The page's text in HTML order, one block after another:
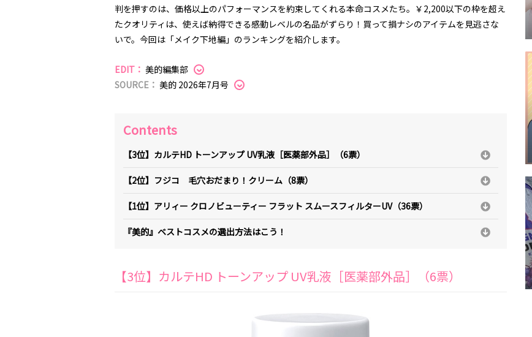
判を押すのは、価格以上のパフォーマンスを約束してくれる本命コスメたち。￥2,200以下の枠を超え
たクオリティは、使えば納得できる感動レベルの名品がずらり！買って損ナシのアイテムを見逃さな
いで。今回は「メイク下地編」のランキングを紹介します。
EDIT： 美的編集部
SOURCE： 美的 2026年7月号
Contents
【3位】カルテHD トーンアップ UV乳液［医薬部外品］（6票）
【2位】フジコ 毛穴おだまり！クリーム（8票）
【1位】アリィー クロノビューティー フラット スムースフィルターUV（36票）
『美的』ベストコスメの選出方法はこう！
【3位】カルテHD トーンアップ UV乳液［医薬部外品］（6票）